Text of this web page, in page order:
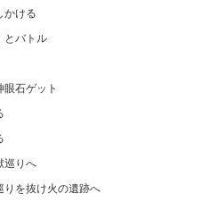
かける
とバトル
石ゲット
巡りへ
を抜け火の遺跡へ